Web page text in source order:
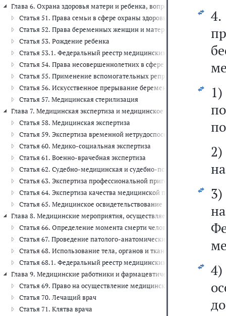
Глава 6. Охрана здоровья матери и ребенка, вопросы семьи и
Статья 51. Права семьи в сфере охраны здоровья
Статья 52. Права беременных женщин и матерей в сфере охраны
Статья 53. Рождение ребенка
Статья 53.1. Федеральный реестр медицинских документов о
Статья 54. Права несовершеннолетних в сфере охраны здоровья
Статья 55. Применение вспомогательных репродуктивных
Статья 56. Искусственное прерывание беременности
Статья 57. Медицинская стерилизация
Глава 7. Медицинская экспертиза и медицинское
Статья 58. Медицинская экспертиза
Статья 59. Экспертиза временной нетрудоспособности
Статья 60. Медико-социальная экспертиза
Статья 61. Военно-врачебная экспертиза
Статья 62. Судебно-медицинская и судебно-психиатрическая
Статья 63. Экспертиза профессиональной пригодности и
Статья 64. Экспертиза качества медицинской помощи
Статья 65. Медицинское освидетельствование
Глава 8. Медицинские мероприятия, осуществляемые в связи со
Статья 66. Определение момента смерти человека и
Статья 67. Проведение патолого-анатомических вскрытий
Статья 68. Использование тела, органов и тканей умершего
Статья 68.1. Федеральный реестр медицинских документов о
Глава 9. Медицинские работники и фармацевтические работники,
Статья 69. Право на осуществление медицинской деятельности и
Статья 70. Лечащий врач
Статья 71. Клятва врача
4.